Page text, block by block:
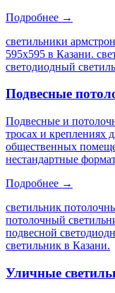
Подробнее →
светильники
595х595 в Казани.
светодиодный
Подвесные
Подвесные и
тросах и креплениях
общественных
нестандартные
Подробнее →
светильник
потолочный
подвесной
светильник в Казани.
Уличные